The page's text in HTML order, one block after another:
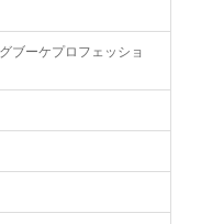
ブーケプロフェッショ